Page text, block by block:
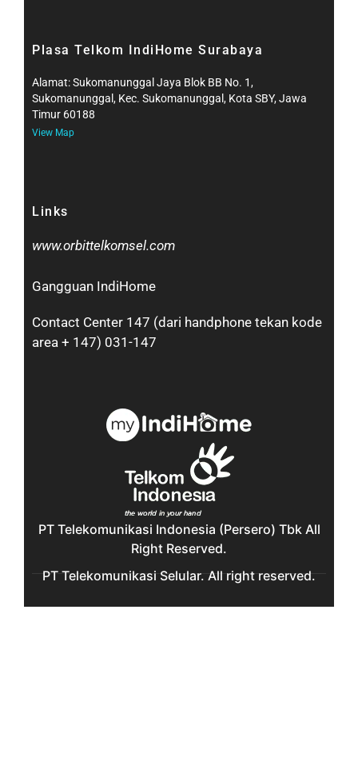
Plasa Telkom IndiHome Surabaya
Alamat: Sukomanunggal Jaya Blok BB No. 1,
Sukomanunggal, Kec. Sukomanunggal, Kota SBY, Jawa
Timur 60188
View Map
Links
www.orbittelkomsel.com
Gangguan IndiHome
Contact Center 147 (dari handphone tekan kode
area + 147) 031-147
PT Telekomunikasi Indonesia (Persero) Tbk All
Right Reserved.
PT Telekomunikasi Selular. All right reserved.